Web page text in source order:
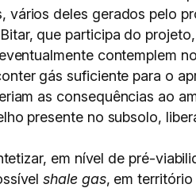
deles gerados pelo
que participa do
contemplem
gás suficiente para o
as consequências ao
presente no subsolo,
em nível de pré-
shale gas, em